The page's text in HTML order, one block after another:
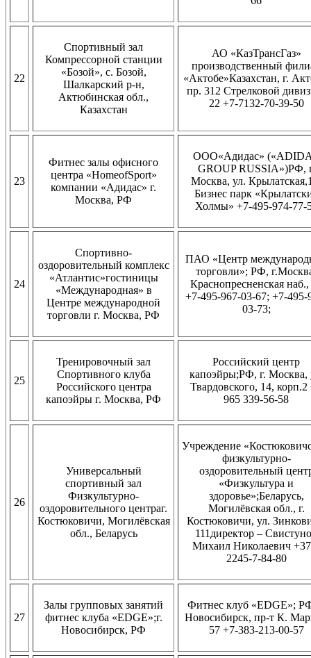
22
Спортивный зал
Компрессорной станции
«Бозой», с. Бозой,
Шалкарский р-н,
Актюбинская обл.,
Казахстан
АО «КазТрансГаз»
производственный
«Актобе»Казахстан, г.
пр. 312 Стрелковой
22 +7-7132-70-39-50
23
Фитнес залы офисного
центра «HomeofSport»
компании «Адидас» г.
Москва, РФ
ООО«Адидас»
GROUP RUSSIA»)РФ,
Москва, ул.
Бизнес парк
Холмы» +7-495-974-77-
24
Спортивно-
оздоровительный комплекс
«Атлантис»гостиницы
«Международная» в
Центре международной
торговли г. Москва, РФ
ПАО «Центр
торговли»; РФ,
Краснопресненская наб.,
+7-495-967-03-67; +7-495-
03-73;
25
Тренировочный зал
Спортивного клуба
Российского центра
капоэйры г. Москва, РФ
Российский центр
капоэйры;РФ, г. Москва,
Твардовского, 14, корп.2
965 339-56-58
26
Универсальный
спортивный зал
Физкультурно-
оздоровительного центраг.
Костюковичи, Могилёвская
обл., Беларусь
Учреждение
физкультурно-
оздоровительный
«Физкультура и
здоровье»;Беларусь,
Могилёвская обл., г.
Костюковичи, ул.
111директор –
Михаил Николаевич
2245-7-84-80
27
Залы групповых занятий
фитнес клуба «EDGE»;г.
Новосибирск, РФ
Фитнес клуб «EDGE»;
Новосибирск, пр-т К.
57 +7-383-213-00-57